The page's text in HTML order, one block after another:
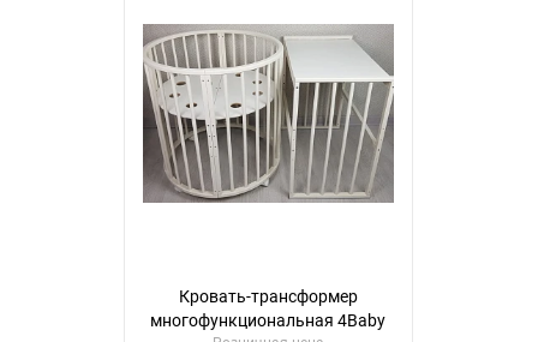
Кровать-трансформер
многофункциональная 4Baby